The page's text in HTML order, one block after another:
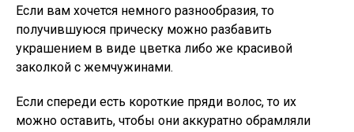
Если вам хочется немного разнообразия, то
получившуюся прическу можно разбавить
украшением в виде цветка либо же красивой
заколкой с жемчужинами.
Если спереди есть короткие пряди волос, то их
можно оставить, чтобы они аккуратно обрамляли